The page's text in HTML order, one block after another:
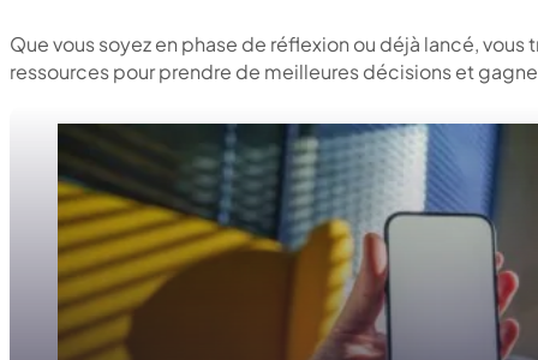
Que vous soyez en phase de réflexion ou déjà lancé, vous
ressources pour prendre de meilleures décisions et